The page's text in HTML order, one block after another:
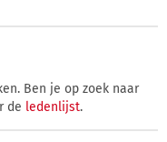
Ben je op zoek naar
de ledenlijst.